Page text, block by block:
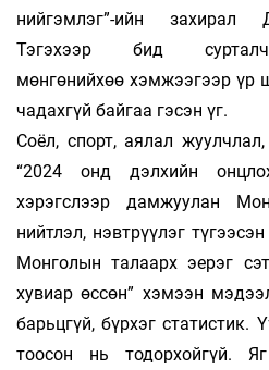
нийгэмлэг”-ийн захирал
Тэгэхээр бид
мөнгөнийхөө хэмжээгээр үр
чадахгүй байгаа гэсэн үг.
Соёл, спорт, аялал
“2024 онд дэлхийн
хэрэгслээр дамжуулан
нийтлэл, нэвтрүүлэг
Монголын талаарх эе­рэг
хувиар өссөн” хэ­мээн
барьцгүй, бүр­хэг статистик.
тоо­сон нь тодорхойгүй.